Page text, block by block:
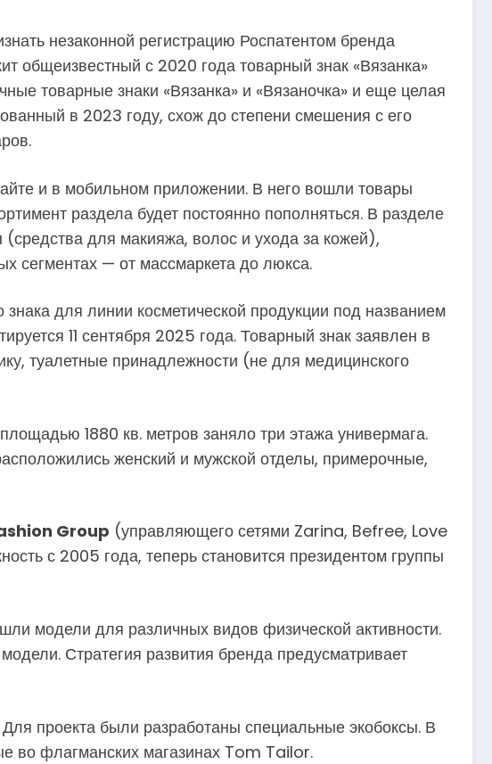
незаконной регистрацию Роспатентом бренда
общеизвестный с 2020 года товарный знак «Вязанка»
товарные знаки «Вязанка» и «Вязаночка» и еще целая
в 2023 году, схож до степени смешения с его
и в мобильном приложении. В него вошли товары
раздела будет постоянно пополняться. В разделе
для макияжа, волос и ухода за кожей),
сегментах — от массмаркета до люкса.
для линии косметической продукции под названием
11 сентября 2025 года. Товарный знак заявлен в
туалетные принадлежности (не для медицинского
1880 кв. метров заняло три этажа универмага.
женский и мужской отделы, примерочные,
Group (управляющего сетями Zarina, Befree, Love
с 2005 года, теперь становится президентом группы
модели для различных видов физической активности.
Стратегия развития бренда предусматривает
проекта были разработаны специальные экобоксы. В
во флагманских магазинах Tom Tailor.